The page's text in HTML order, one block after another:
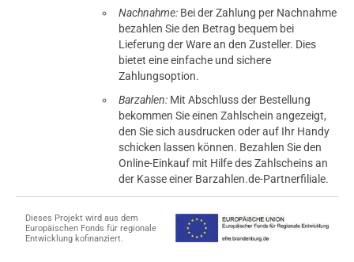
Nachnahme: Bei der Zahlung per Nachnahme
bezahlen Sie den Betrag bequem bei
Lieferung der Ware an den Zusteller. Dies
bietet eine einfache und sichere
Zahlungsoption.
Barzahlen: Mit Abschluss der Bestellung
bekommen Sie einen Zahlschein angezeigt,
den Sie sich ausdrucken oder auf Ihr Handy
schicken lassen können. Bezahlen Sie den
Online-Einkauf mit Hilfe des Zahlscheins an
der Kasse einer Barzahlen.de-Partnerfiliale.
Dieses Projekt wird aus dem
Europäischen Fonds für regionale
Entwicklung kofinanziert.